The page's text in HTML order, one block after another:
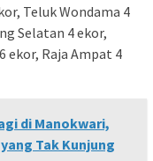
Teluk Wondama 4
Selatan 4 ekor,
ekor, Raja Ampat 4
di Manokwari,
Tak Kunjung